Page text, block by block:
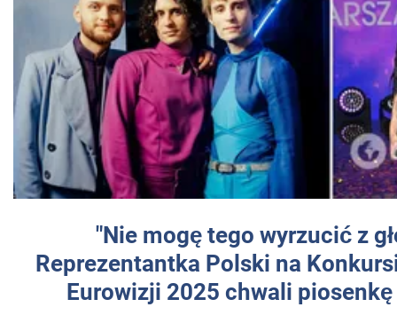
"Nie mogę tego wyrzucić z
Reprezentantka Polski na
Eurowizji 2025 chwali